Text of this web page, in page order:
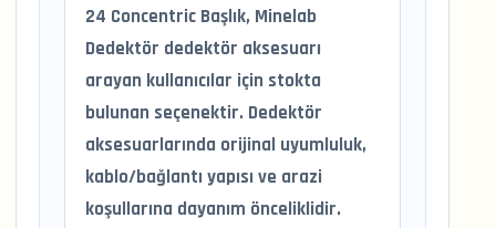
24 Concentric Başlık, Minelab
Dedektör dedektör aksesuarı
arayan kullanıcılar için stokta
bulunan seçenektir. Dedektör
aksesuarlarında orijinal uyumluluk,
kablo/bağlantı yapısı ve arazi
koşullarına dayanım önceliklidir.